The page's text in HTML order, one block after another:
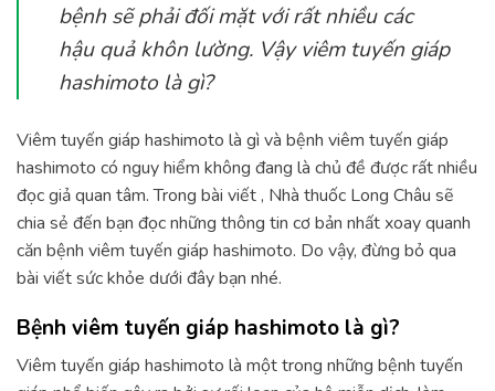
bệnh sẽ phải đối mặt với rất nhiều các
hậu quả khôn lường. Vậy viêm tuyến giáp
hashimoto là gì?
Viêm tuyến giáp hashimoto là gì và bệnh viêm tuyến giáp
hashimoto có nguy hiểm không đang là chủ đề được rất nhiều
đọc giả quan tâm. Trong bài viết , Nhà thuốc Long Châu sẽ
chia sẻ đến bạn đọc những thông tin cơ bản nhất xoay quanh
căn bệnh viêm tuyến giáp hashimoto. Do vậy, đừng bỏ qua
bài viết sức khỏe dưới đây bạn nhé.
Bệnh viêm tuyến giáp hashimoto là gì?
Viêm tuyến giáp hashimoto là một trong những bệnh tuyến